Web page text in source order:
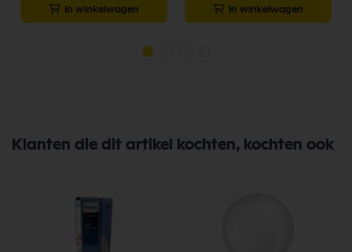
In winkelwagen In winkelwagen
Klanten die dit artikel kochten, kochten ook